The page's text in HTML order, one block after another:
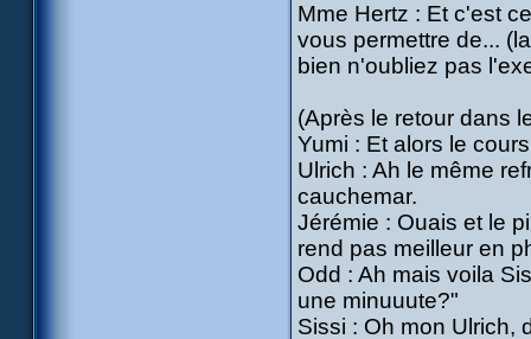
Mme Hertz : Et c'est
vous permettre de...
bien n'oubliez pas
(Après le retour dans
Yumi : Et alors le
Ulrich : Ah le même
cauchemar.
Jérémie : Ouais et le
rend pas meilleur en
Odd : Ah mais voila
une minuuute?"
Sissi : Oh mon Ulrich,